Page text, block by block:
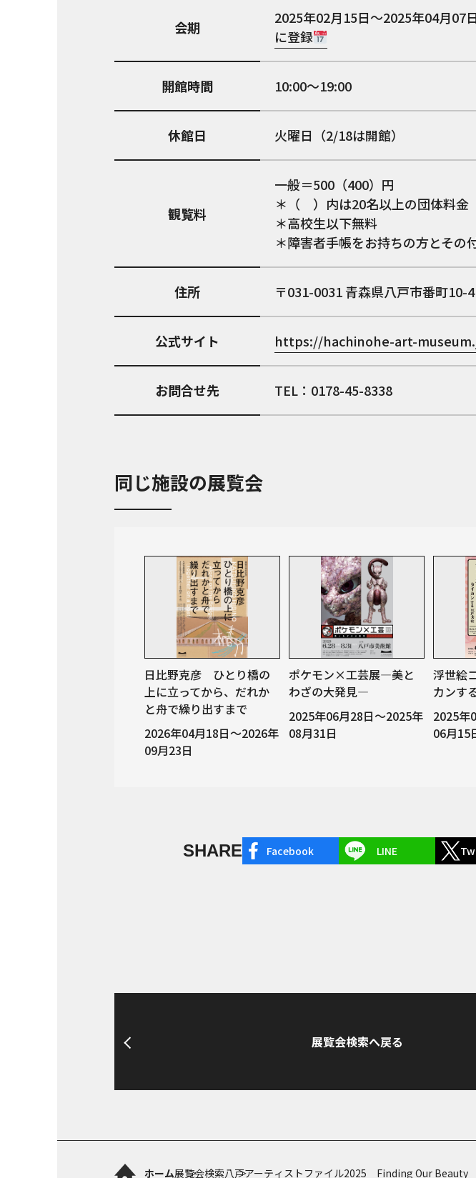
会期
2025年02月15日～2025年04月07日
に登録
開館時間 10:00〜19:00
休館日 火曜日（2/18は開館）
観覧料
一般＝500（400）円
＊（ ）内は20名以上の団体料金
＊高校生以下無料
＊障害者手帳をお持ちの方とその
住所 031-0031 青森県八戸市番町10-4
公式サイト https://hachinohe-art-
お問合せ先 TEL：0178-45-8338
同じ施設の展覧会
日比野克彦 ひとり橋の
上に立ってから、だれか
と舟で繰り出すまで
2026年04月18日～2026年
09月23日
ポケモン×工芸展―美と
わざの大発見―
2025年06月28日～2025年
08月31日
浮世絵
カンす
2025年
06月15
SHARE Facebook LINE
展覧会検索へ戻る
ホーム展覧会検索八戸アーティストファイル2025 Finding Our Beauty